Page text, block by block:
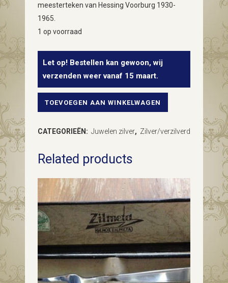
meesterteken van Hessing Voorburg 1930-
1965.
1 op voorraad
Let op! Bestellen kan gewoon, wij
verzenden weer vanaf 15 maart.
Antieke
manchetknopen
met
van
hondenkop
en
paardenhoofd
TOEVOEGEN AAN WINKELWAGEN
CATEGORIEËN: Juwelen zilver, Zilver/verzilverd
Related products